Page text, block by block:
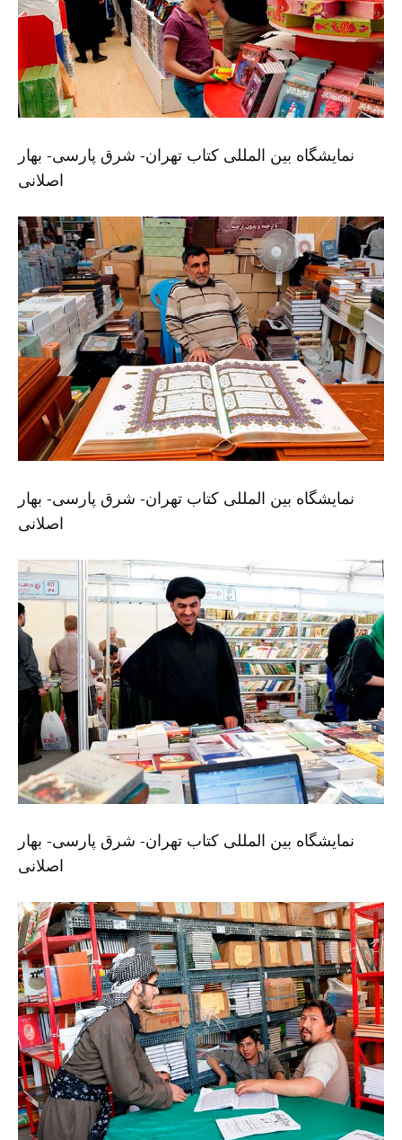
نمایشگاه بین المللی کتاب تهران- شرق پارسی- بهار
اصلانی
نمایشگاه بین المللی کتاب تهران- شرق پارسی- بهار
اصلانی
نمایشگاه بین المللی کتاب تهران- شرق پارسی- بهار
اصلانی